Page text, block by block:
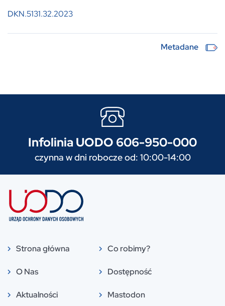
DKN.5131.32.2023
Metadane
Infolinia UODO 606-950-000
czynna w dni robocze od: 10:00-14:00
Strona główna
O Nas
Aktualności
Co robimy?
Dostępność
Mastodon